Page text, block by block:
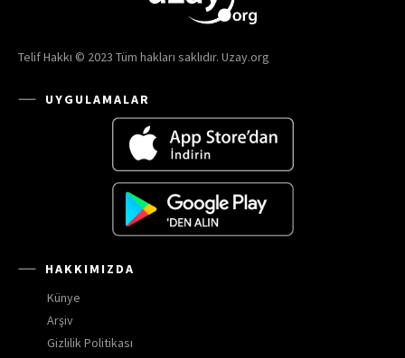
Telif Hakkı © 2023 Tüm hakları saklıdır. Uzay.org
UYGULAMALAR
HAKKIMIZDA
Künye
Arşiv
Gizlilik Politikası